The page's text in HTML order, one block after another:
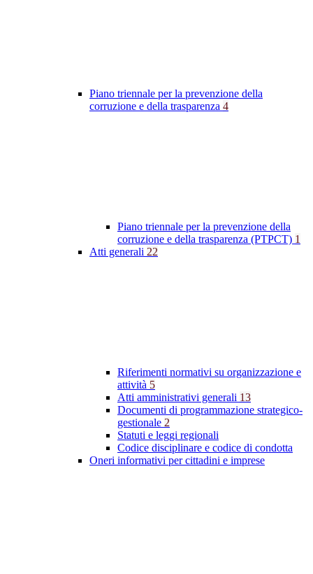
Piano triennale per la prevenzione della
corruzione e della trasparenza 4
Piano triennale per la prevenzione della
corruzione e della trasparenza (PTPCT) 1
Atti generali 22
Riferimenti normativi su organizzazione e
attività 5
Atti amministrativi generali 13
Documenti di programmazione strategico-
gestionale 2
Statuti e leggi regionali
Codice disciplinare e codice di condotta
Oneri informativi per cittadini e imprese